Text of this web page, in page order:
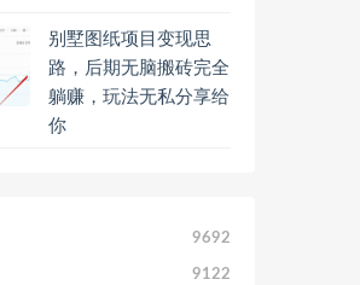
别墅图纸项目变现思
路，后期无脑搬砖完全
躺赚，玩法无私分享给
你
9692
9122